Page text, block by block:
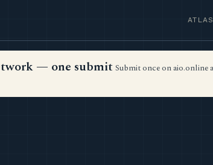
ATLAS
— one submit Submit once on aio.online